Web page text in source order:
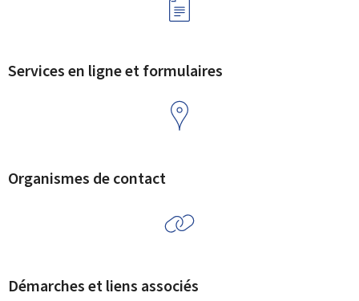
Services en ligne et formulaires
Organismes de contact
Démarches et liens associés